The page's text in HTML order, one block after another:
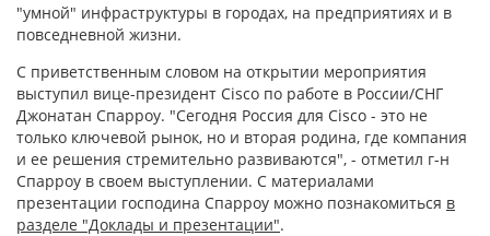
"умной" инфраструктуры в городах, на предприятиях и в
повседневной жизни.
С приветственным словом на открытии мероприятия
выступил вице-президент Cisco по работе в России/СНГ
Джонатан Спарроу. "Сегодня Россия для Cisco - это не
только ключевой рынок, но и вторая родина, где компания
и ее решения стремительно развиваются", - отметил г-н
Спарроу в своем выступлении. С материалами
презентации господина Спарроу можно познакомиться в
разделе "Доклады и презентации".